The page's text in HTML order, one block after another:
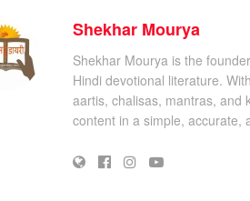
Shekhar Mourya
Shekhar Mourya is the
Hindi devotional literature.
aartis, chalisas, mantras, and
content in a simple, accurate,